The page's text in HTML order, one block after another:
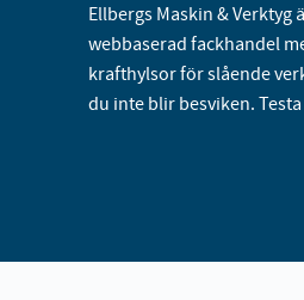
Ellbergs Maskin & Verktyg
webbaserad fackhandel
krafthylsor för slående
du inte blir besviken. Testa